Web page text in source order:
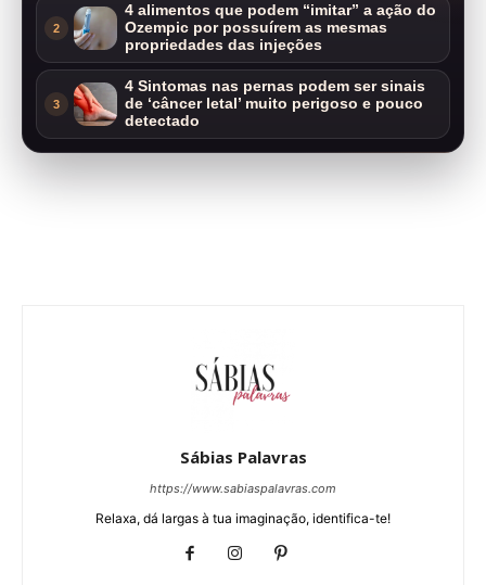
2
4 alimentos que podem “imitar” a ação do
Ozempic por possuírem as mesmas
propriedades das injeções
3
4 Sintomas nas pernas podem ser sinais
de ‘câncer letal’ muito perigoso e pouco
detectado
Sábias Palavras
https://www.sabiaspalavras.com
Relaxa, dá largas à tua imaginação, identifica-te!